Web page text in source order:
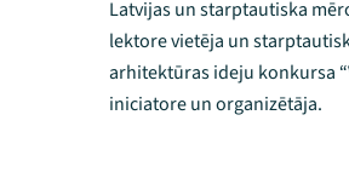
Latvijas un starptautiska
lektore vietēja un
arhitektūras ideju konkursa
iniciatore un organizētāja.